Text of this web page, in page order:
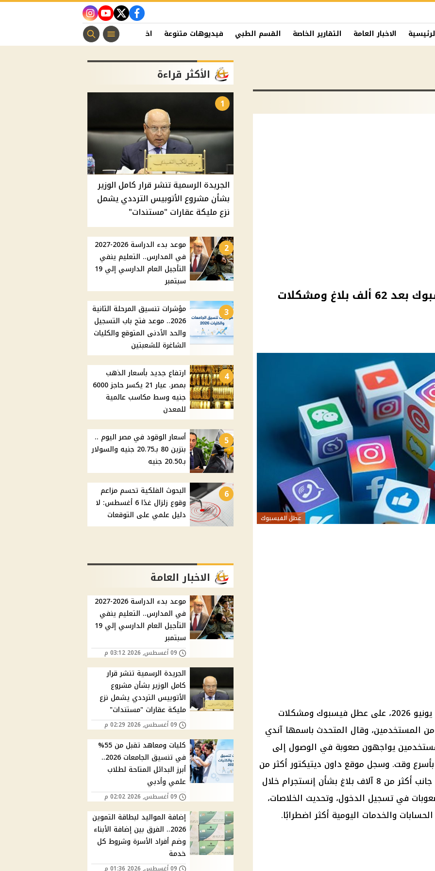
facebook
twitter
youtube
instagram
الاخبار العامة التقارير الخاصة القسم الطبي فيديوهات متنوعة اخبار الفن منوعات مسيحية
ميتا تعلق على عطل فيسبوك بعد 62 ألف بلاغ ومشكلات
عطل الفيسبوك
علقت شركة ميتا، اليوم الجمعة 12 يونيو 2026، على عطل فيسبوك ومشكلات
المستخدمين، وقال المتحدث باسمها آندي
يواجهون صعوبة في الوصول إلى
وقت. وسجل موقع داون ديتيكتور أكثر من
62 ألف بلاغ متعلق بفيسبوك، إلى جانب أكثر من 8 آلاف بلاغ بشأن إنستجرام خلال
في تسجيل الدخول، وتحديث الخلاصات،
والخدمات اليومية أكثر اضطرابًا.
الأكثر قراءة
1
الجريدة الرسمية تنشر قرار كامل الوزير
بشأن مشروع الأتوبيس الترددي يشمل
نزع مليكة عقارات "مستندات"
2
موعد بدء الدراسة 2026-2027
في المدارس.. التعليم ينفي
التأجيل العام الدارسي إلي 19
سبتمبر
3
مؤشرات تنسيق المرحلة الثانية
2026.. موعد فتح باب التسجيل
والحد الأدنى المتوقع والكليات
الشاغرة للشعبتين
4
ارتفاع جديد بأسعار الذهب
بمصر. عيار 21 يكسر حاجز 6000
جنيه وسط مكاسب عالمية
للمعدن
5
أسعار الوقود في مصر اليوم ..
بنزين 80 بـ20.75 جنيه والسولار
بـ20.50 جنيه
6
البحوث الفلكية تحسم مزاعم
وقوع زلزال غدًا 6 أغسطس: لا
دليل علمي على التوقعات
الاخبار العامة
موعد بدء الدراسة 2026-2027
في المدارس.. التعليم ينفي
التأجيل العام الدارسي إلي 19
سبتمبر
09 أغسطس, 2026 03:12 م
الجريدة الرسمية تنشر قرار
كامل الوزير بشأن مشروع
الأتوبيس الترددي يشمل نزع
مليكة عقارات "مستندات"
09 أغسطس, 2026 02:29 م
كليات ومعاهد تقبل من 55%
في تنسيق الجامعات 2026..
أبرز البدائل المتاحة لطلاب
علمي وأدبي
09 أغسطس, 2026 02:02 م
إضافة المواليد لبطاقة التموين
2026.. الفرق بين إضافة الأبناء
وضم أفراد الأسرة وشروط كل
خدمة
09 أغسطس, 2026 01:36 م